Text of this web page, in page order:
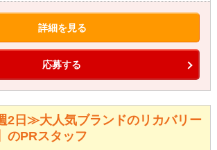
詳細を見る
応募する
2日≫大人気ブランドのリカバリー
のPRスタッフ